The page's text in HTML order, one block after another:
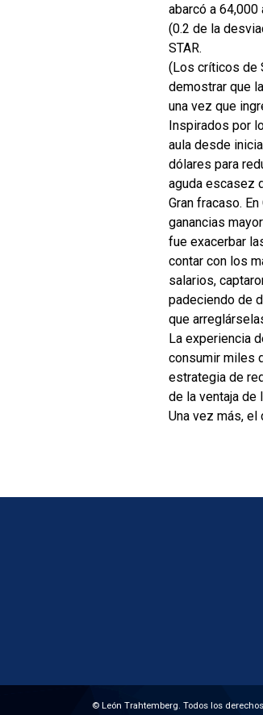
abarcó a
(0.2 de la
STAR.
(Los críticos de
demostrar que
una vez que
Inspirados por
aula desde
dólares para
aguda escasez
Gran fracaso.
ganancias
fue exacerbar
contar con los
salarios,
padeciendo de
que
La experiencia
consumir miles
estrategia de
de la ventaja de
Una vez más,
© León Trahtemberg. Todos los